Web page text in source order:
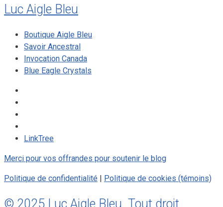
Luc Aigle Bleu
Boutique Aigle Bleu
Savoir Ancestral
Invocation Canada
Blue Eagle Crystals
LinkTree
Merci pour vos offrandes pour soutenir le blog
Politique de confidentialité | Politique de cookies (témoins)
© 2025 Luc Aigle Bleu. Tout droit